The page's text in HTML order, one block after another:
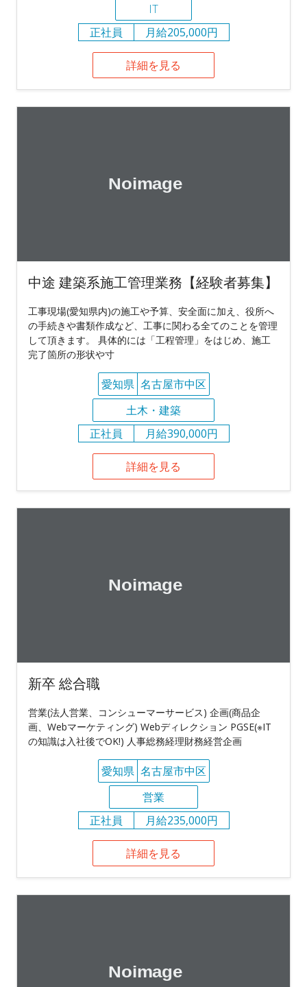
IT
正社員
月給205,000円
詳細を見る
中途 建築系施工管理業務【経験者募集】
工事現場(愛知県内)の施工や予算、安全面に加え、役所へ
の手続きや書類作成など、工事に関わる全てのことを管理
して頂きます。 具体的には「工程管理」をはじめ、施工
完了箇所の形状や寸
愛知県 名古屋市中区
土木・建築
正社員
月給390,000円
詳細を見る
新卒 総合職
営業(法人営業、コンシューマーサービス) 企画(商品企
画、Webマーケティング) Webディレクション PGSE(※IT
の知識は入社後でOK!) 人事総務経理財務経営企画
愛知県 名古屋市中区
営業
正社員
月給235,000円
詳細を見る